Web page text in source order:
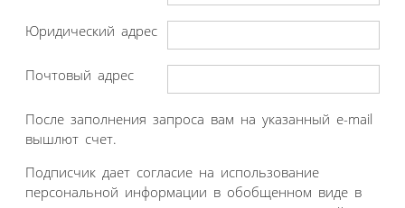
Юридический адрес
Почтовый адрес
После заполнения запроса вам на указанный e-mail
вышлют счет.
Подписчик дает согласие на использование
персональной информации в обобщенном виде в